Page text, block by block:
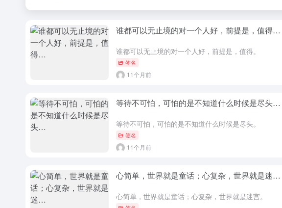
谁都可以无止境的对一个人好，前提是，值得…
谁都可以无止境的对一个人好，前提是，值得。
签名
11个月前
等待不可怕，可怕的是不知道什么时候是尽头…
等待不可怕，可怕的是不知道什么时候是尽头。
签名
11个月前
心简单，世界就是童话；心复杂，世界就是迷…
心简单，世界就是童话；心复杂，世界就是迷宫。